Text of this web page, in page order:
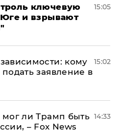
ключевую
Юге и взрывают
15:05
кому
заявление в
15:02
ли Трамп быть
– Fox News
14:33